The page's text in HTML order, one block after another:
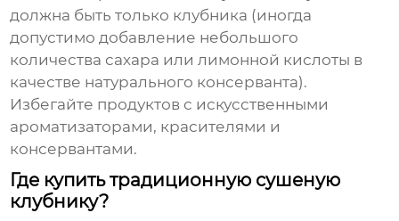
должна быть только клубника (иногда
допустимо добавление небольшого
количества сахара или лимонной кислоты в
качестве натурального консерванта).
Избегайте продуктов с искусственными
ароматизаторами, красителями и
консервантами.
Где купить традиционную сушеную
клубнику?